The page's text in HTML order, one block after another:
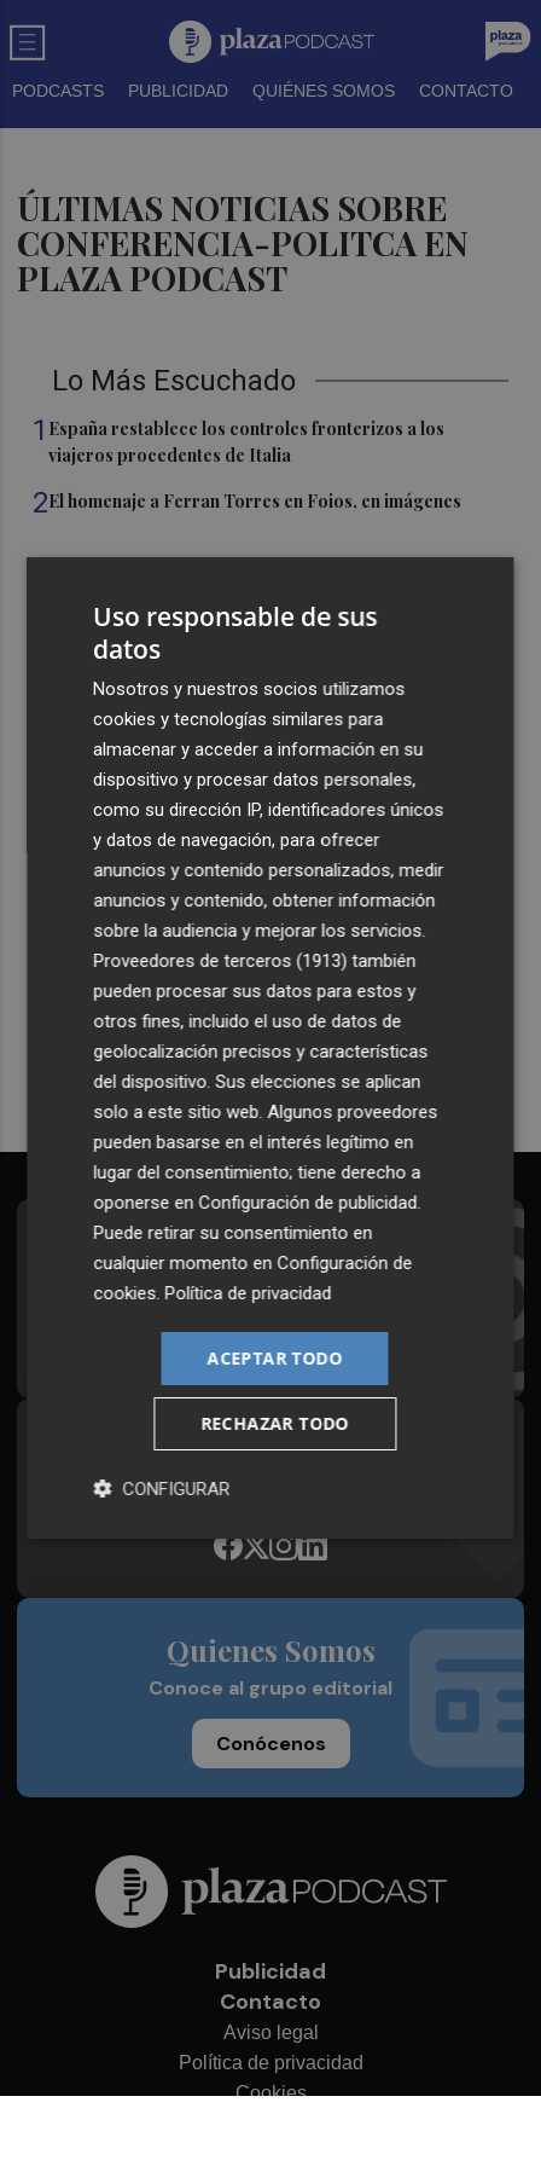
PODCASTS PUBLICIDAD QUIÉNES SOMOS CONTACTO
ÚLTIMAS NOTICIAS SOBRE
CONFERENCIA-POLITCA EN
PLAZA PODCAST
Lo Más Escuchado
1 España restablece los controles fronterizos a los
viajeros procedentes de Italia
2El homenaje a Ferran Torres en Foios, en imágenes
Foios se vuelca con Ferran Torres
Las '200 vidas' que llevaron a Paco Rabal de Águilas a la
cima del cine: un documental recupera la voz y la mirada
del actor
Recibe toda la actualidad de
Plaza Podcast en tu correo
Quiero suscribirme
Suscríbete al Boletín
Todos los días a primera hora en tu email
Síguenos en redes
Plaza Podcast, desde cualquier medio
Quienes Somos
Conoce al grupo editorial
Conócenos
Publicidad
Contacto
Aviso legal
Política de privacidad
Cookies
Uso responsable de sus
datos
Nosotros y nuestros socios utilizamos
cookies y tecnologías similares para
almacenar y acceder a información en su
dispositivo y procesar datos personales,
como su dirección IP, identificadores únicos
y datos de navegación, para ofrecer
anuncios y contenido personalizados, medir
anuncios y contenido, obtener información
sobre la audiencia y mejorar los servicios.
Proveedores de terceros (1913) también
pueden procesar sus datos para estos y
otros fines, incluido el uso de datos de
geolocalización precisos y características
del dispositivo. Sus elecciones se aplican
solo a este sitio web. Algunos proveedores
pueden basarse en el interés legítimo en
lugar del consentimiento; tiene derecho a
oponerse enConfiguración de publicidad.
Puede retirar su consentimiento en
cualquier momento enConfiguración de
cookies.Política de privacidad
ACEPTAR TODO
RECHAZAR TODO
CONFIGURAR